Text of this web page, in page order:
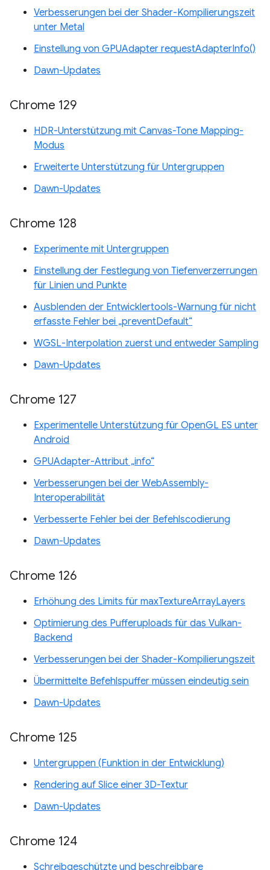
Verbesserungen bei der Shader-Kompilierungszeit
unter Metal
Einstellung von GPUAdapter requestAdapterInfo()
Dawn-Updates
Chrome 129
HDR-Unterstützung mit Canvas-Tone Mapping-
Modus
Erweiterte Unterstützung für Untergruppen
Dawn-Updates
Chrome 128
Experimente mit Untergruppen
Einstellung der Festlegung von Tiefenverzerrungen
für Linien und Punkte
Ausblenden der Entwicklertools-Warnung für nicht
erfasste Fehler bei „preventDefault“
WGSL-Interpolation zuerst und entweder Sampling
Dawn-Updates
Chrome 127
Experimentelle Unterstützung für OpenGL ES unter
Android
GPUAdapter-Attribut „info“
Verbesserungen bei der WebAssembly-
Interoperabilität
Verbesserte Fehler bei der Befehlscodierung
Dawn-Updates
Chrome 126
Erhöhung des Limits für maxTextureArrayLayers
Optimierung des Pufferuploads für das Vulkan-
Backend
Verbesserungen bei der Shader-Kompilierungszeit
Übermittelte Befehlspuffer müssen eindeutig sein
Dawn-Updates
Chrome 125
Untergruppen (Funktion in der Entwicklung)
Rendering auf Slice einer 3D-Textur
Dawn-Updates
Chrome 124
Schreibgeschützte und beschreibbare